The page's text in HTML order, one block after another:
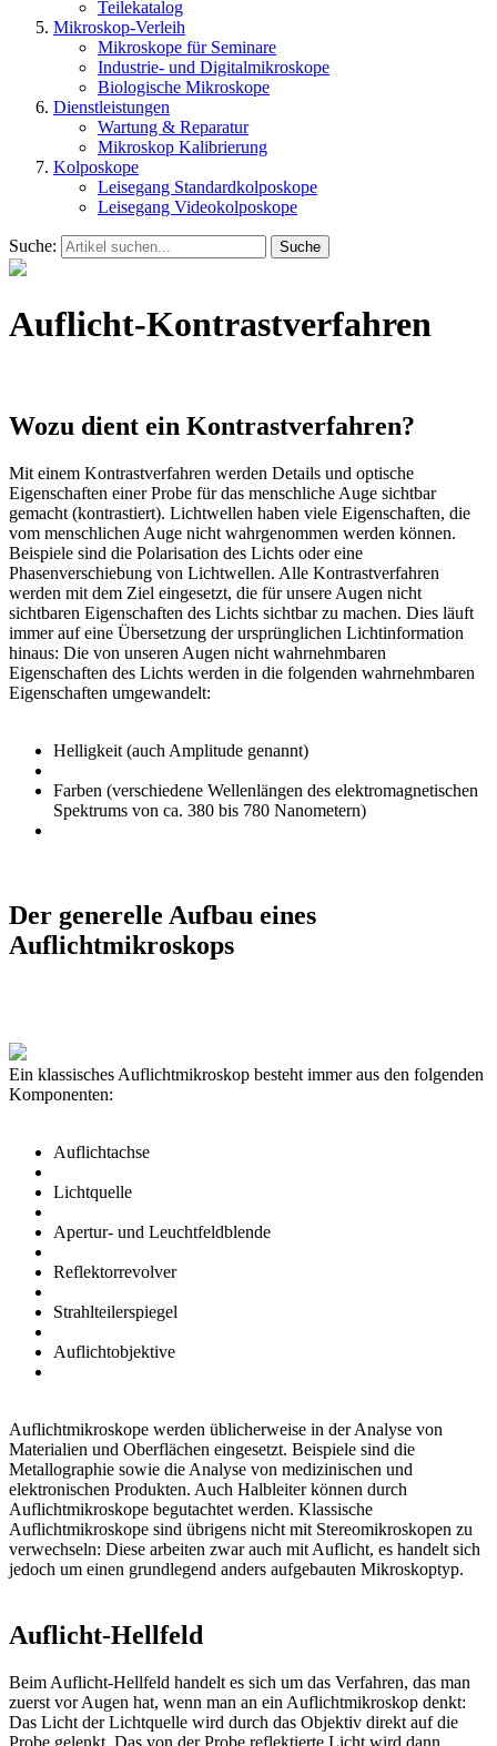
Teilekatalog
Mikroskop-Verleih
Mikroskope für Seminare
Industrie- und Digitalmikroskope
Biologische Mikroskope
Dienstleistungen
Wartung & Reparatur
Mikroskop Kalibrierung
Kolposkope
Leisegang Standardkolposkope
Leisegang Videokolposkope
Suche: Suche
Auflicht-Kontrastverfahren
Wozu dient ein Kontrastverfahren?
Mit einem Kontrastverfahren werden Details und optische
Eigenschaften einer Probe für das menschliche Auge sichtbar
gemacht (kontrastiert). Lichtwellen haben viele Eigenschaften, die
vom menschlichen Auge nicht wahrgenommen werden können.
Beispiele sind die Polarisation des Lichts oder eine
Phasenverschiebung von Lichtwellen. Alle Kontrastverfahren
werden mit dem Ziel eingesetzt, die für unsere Augen nicht
sichtbaren Eigenschaften des Lichts sichtbar zu machen. Dies läuft
immer auf eine Übersetzung der ursprünglichen Lichtinformation
hinaus: Die von unseren Augen nicht wahrnehmbaren
Eigenschaften des Lichts werden in die folgenden wahrnehmbaren
Eigenschaften umgewandelt:
Helligkeit (auch Amplitude genannt)
Farben (verschiedene Wellenlängen des elektromagnetischen
Spektrums von ca. 380 bis 780 Nanometern)
Der generelle Aufbau eines
Auflichtmikroskops
Ein klassisches Auflichtmikroskop besteht immer aus den folgenden
Komponenten:
Auflichtachse
Lichtquelle
Apertur- und Leuchtfeldblende
Reflektorrevolver
Strahlteilerspiegel
Auflichtobjektive
Auflichtmikroskope werden üblicherweise in der Analyse von
Materialien und Oberflächen eingesetzt. Beispiele sind die
Metallographie sowie die Analyse von medizinischen und
elektronischen Produkten. Auch Halbleiter können durch
Auflichtmikroskope begutachtet werden. Klassische
Auflichtmikroskope sind übrigens nicht mit Stereomikroskopen zu
verwechseln: Diese arbeiten zwar auch mit Auflicht, es handelt sich
jedoch um einen grundlegend anders aufgebauten Mikroskoptyp.
Auflicht-Hellfeld
Beim Auflicht-Hellfeld handelt es sich um das Verfahren, das man
zuerst vor Augen hat, wenn man an ein Auflichtmikroskop denkt:
Das Licht der Lichtquelle wird durch das Objektiv direkt auf die